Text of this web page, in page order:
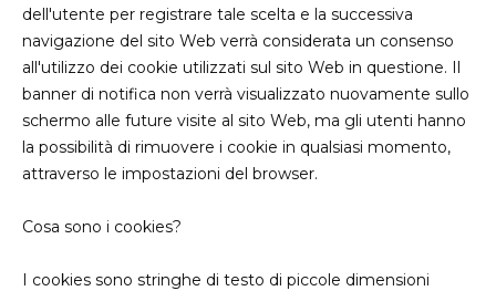
dell'utente per registrare tale scelta e la successiva
navigazione del sito Web verrà considerata un consenso
all'utilizzo dei cookie utilizzati sul sito Web in questione. Il
banner di notifica non verrà visualizzato nuovamente sullo
schermo alle future visite al sito Web, ma gli utenti hanno
la possibilità di rimuovere i cookie in qualsiasi momento,
attraverso le impostazioni del browser.
Cosa sono i cookies?
I cookies sono stringhe di testo di piccole dimensioni